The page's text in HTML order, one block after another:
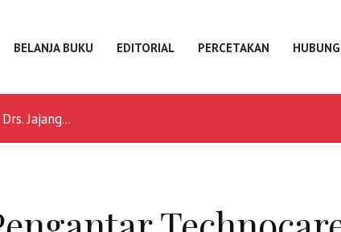
BELANJA BUKU EDITORIAL PERCETAKAN
Jajang...